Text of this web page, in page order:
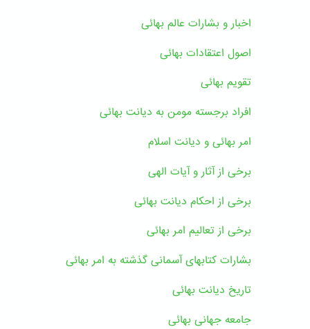
اخبار و بشارات عالم بهائى
اصول اعتقادات بهائی
تقویم بهائی
افراد برجسته مومن به دیانت بهائی
امر بهائی و دیانت اسلام
برخی از آثار و آیات الهی
برخی از احکام دیانت بهائی
برخی از تعالیم امر بهائی
بشارات کتابهای آسمانی گذشته به امر بهائی
تاریخ دیانت بهائی
جامعه جهانی بهائی